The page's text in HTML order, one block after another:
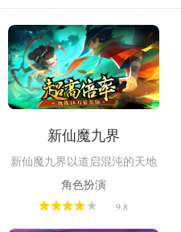
新仙魔九界
新仙魔九界以道启混沌的天地
九界为背景，玩家扮演修仙者
阻止妖王九尾妖狐为祸人间。
游戏提供剑客、法师、弓手等
角色扮演
9.8